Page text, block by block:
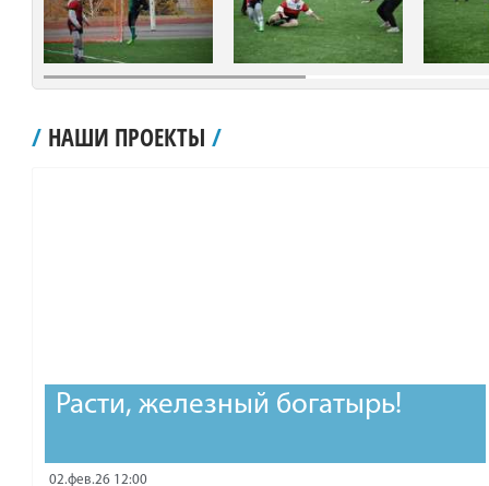
/ НАШИ ПРОЕКТЫ /
Расти, железный богатырь!
02.фев.26 12:00